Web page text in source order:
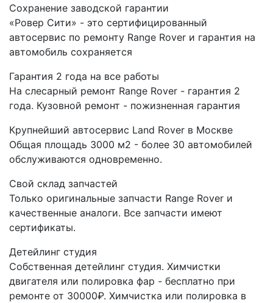
Сохранение заводской гарантии
«Ровер Сити» - это сертифицированный
автосервис по ремонту Range Rover и гарантия на
автомобиль сохраняется
Гарантия 2 года на все работы
На слесарный ремонт Range Rover - гарантия 2
года. Кузовной ремонт - пожизненная гарантия
Крупнейший автосервис Land Rover в Москве
Общая площадь 3000 м2 - более 30 автомобилей
обслуживаются одновременно.
Свой склад запчастей
Только оригинальные запчасти Range Rover и
качественные аналоги. Все запчасти имеют
сертификаты.
Детейлинг студия
Собственная детейлинг студия. Химчистки
двигателя или полировка фар - бесплатно при
ремонте от 30000₽. Химчистка или полировка в